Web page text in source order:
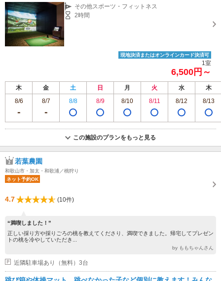
その他スポーツ・フィットネス
2時間
現地決済またはオンラインカード決済可
1室
6,500円～
木 金 土 日 月 火 水
木
8/6
8/7 8/8 8/9 8/10 8/11 8/12 8/13
この施設のプランをもっと見る
若葉農園
和歌山市・加太・和歌浦／桃狩り
ネット予約OK
4.7 (10件)
“満喫しました！”
正しい採り方や採りごろの桃を教えてくださり、満喫できました。帰宅してプレゼン
トの桃を冷やしていただき...
by ももちゃんさん
近隣駐車場あり（無料）3台